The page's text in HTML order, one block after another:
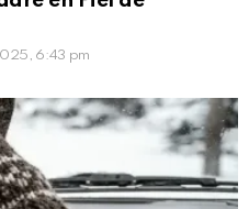
6:43 pm